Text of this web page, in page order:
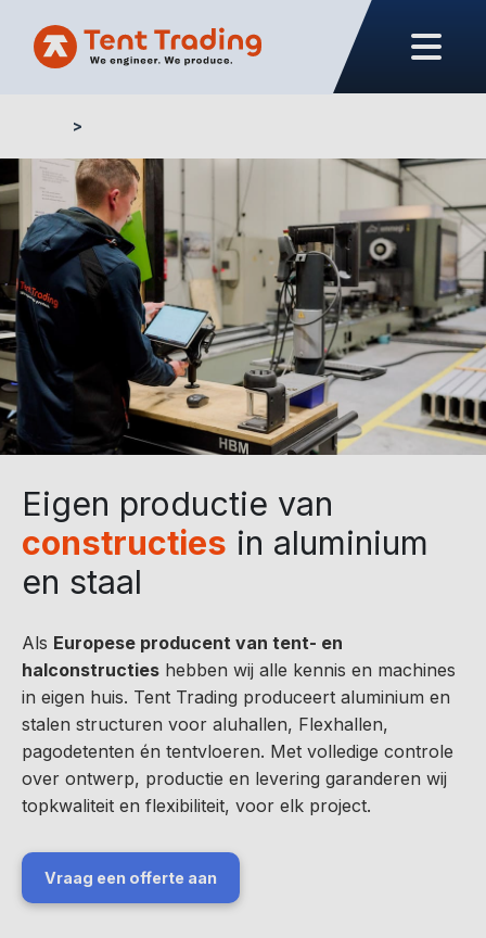
Eigen productie van
constructies in aluminium
en staal
Als Europese producent van tent- en
halconstructies hebben wij alle kennis en machines
in eigen huis. Tent Trading produceert aluminium en
stalen structuren voor aluhallen, Flexhallen,
pagodetenten én tentvloeren. Met volledige controle
over ontwerp, productie en levering garanderen wij
topkwaliteit en flexibiliteit, voor elk project.
Vraag een offerte aan